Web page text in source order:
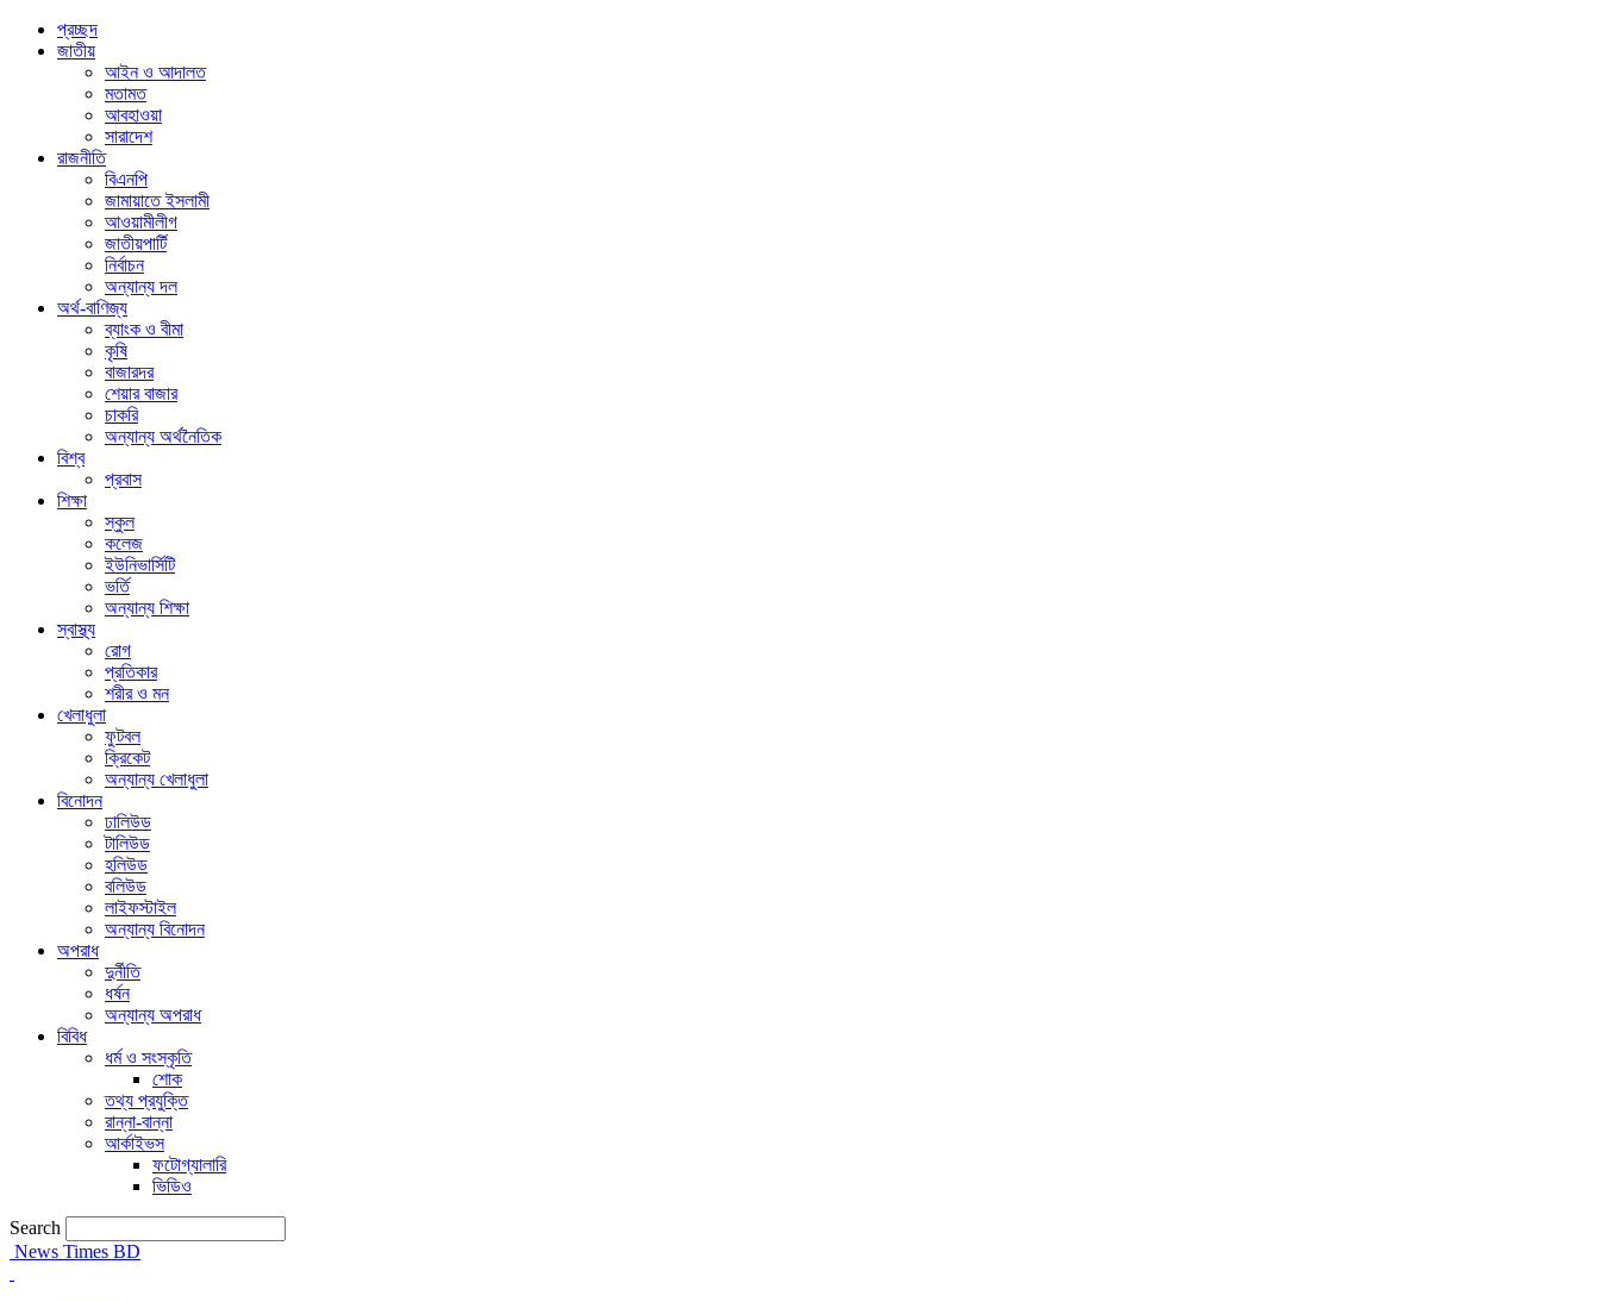
প্রচ্ছদ
জাতীয়
আইন ও আদালত
মতামত
আবহাওয়া
সারাদেশ
রাজনীতি
বিএনপি
জামায়াতে ইসলামী
আওয়ামীলীগ
জাতীয়পার্টি
নির্বাচন
অন্যান্য দল
অর্থ-বাণিজ্য
ব্যাংক ও বীমা
কৃষি
বাজারদর
শেয়ার বাজার
চাকরি
অন্যান্য অর্থনৈতিক
বিশ্ব
প্রবাস
শিক্ষা
স্কুল
কলেজ
ইউনিভার্সিটি
ভর্তি
অন্যান্য শিক্ষা
স্বাস্থ্য
রোগ
প্রতিকার
শরীর ও মন
খেলাধুলা
ফুটবল
ক্রিকেট
অন্যান্য খেলাধুলা
বিনোদন
ঢালিউড
টালিউড
হলিউড
বলিউড
লাইফস্টাইল
অন্যান্য বিনোদন
অপরাধ
দুর্নীতি
ধর্ষন
অন্যান্য অপরাধ
বিবিধ
ধর্ম ও সংস্কৃতি
শোক
তথ্য প্রযুক্তি
রান্না-বান্না
আর্কাইভস
ফটোগ্যালারি
ভিডিও
Search
News Times BD